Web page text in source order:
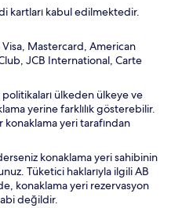
kartları kabul edilmektedir.
Mastercard, American
JCB International, Carte
ülkeden ülkeye ve
yerine farklılık gösterebilir.
yeri tarafından
konaklama yeri sahibinin
Tüketici haklarıyla ilgili AB
konaklama yeri rezervasyon
değildir.